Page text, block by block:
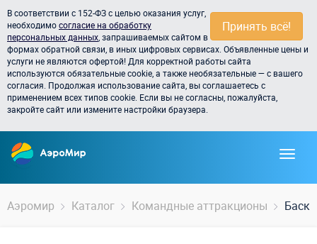
Принять всё!
В соответствии с 152-ФЗ с целью оказания услуг,
необходимосогласие на обработку
персональных данных , запрашиваемых сайтом в
формах обратной связи, в иных цифровых сервисах. Объявленные цены и
услуги не являются офертой! Для корректной работы сайта
используются обязательные cookie, а также необязательные — с вашего
согласия. Продолжая использование сайта, вы соглашаетесь с
применением всех типов cookie. Если вы не согласны, пожалуйста,
закройте сайт или измените настройки браузера.
Аэромир Каталог Командные аттракционы